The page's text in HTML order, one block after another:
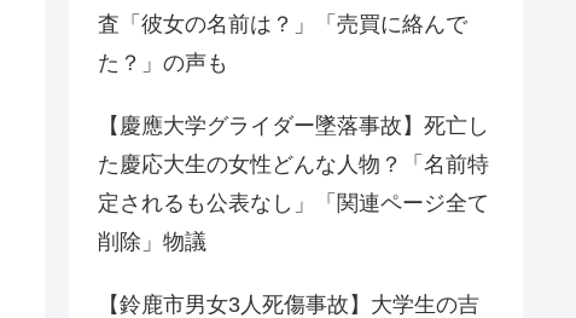
査「彼女の名前は？」「売買に絡んで
た？」の声も
【慶應大学グライダー墜落事故】死亡し
た慶応大生の女性どんな人物？「名前特
定されるも公表なし」「関連ページ全て
削除」物議
【鈴鹿市男女3人死傷事故】大学生の吉